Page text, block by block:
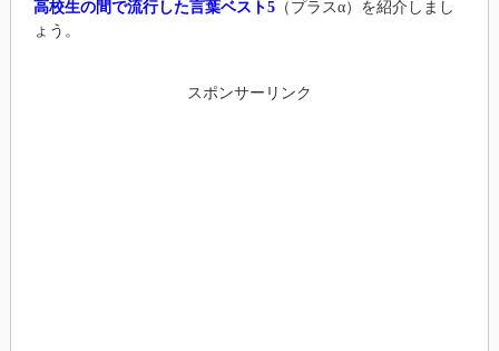
高校生の間で流行した言葉ベスト5（プラスα）を紹介しまし
ょう。
スポンサーリンク